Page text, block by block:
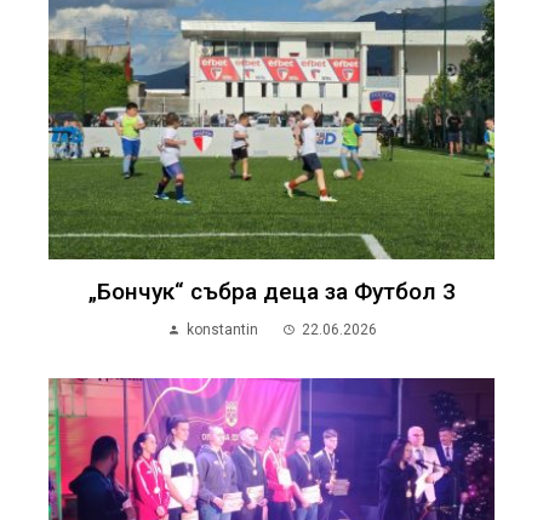
„Бончук“ събра деца за Футбол 3
konstantin 22.06.2026